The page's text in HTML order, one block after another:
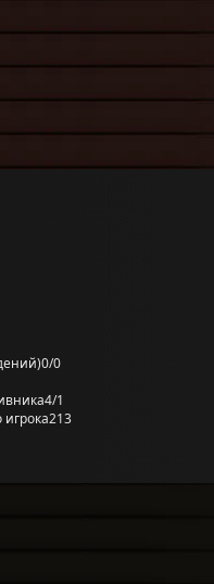
0/0
4/1
213